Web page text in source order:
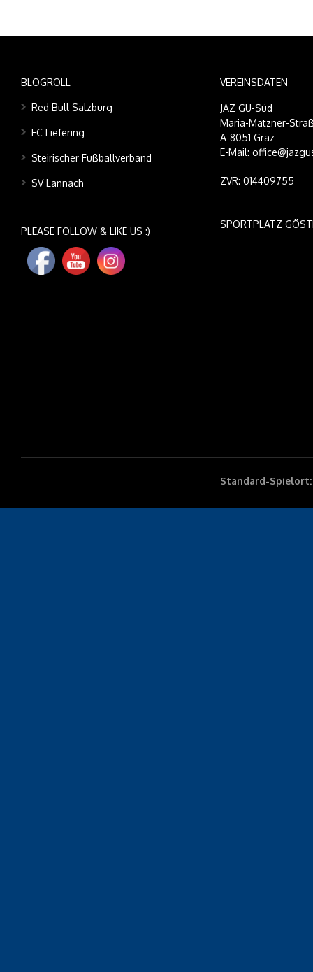
BLOGROLL
Red Bull Salzburg
FC Liefering
Steirischer Fußballverband
SV Lannach
PLEASE FOLLOW & LIKE US :)
VEREINSDATEN
JAZ GU-Süd
Maria-Matzner-
A-8051 Graz
E-Mail:
ZVR: 014409755
SPORTPLATZ
Standard-Spielort: